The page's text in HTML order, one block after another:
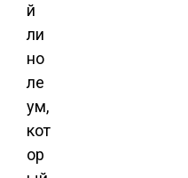
й
ли
но
ле
ум,
кот
ор